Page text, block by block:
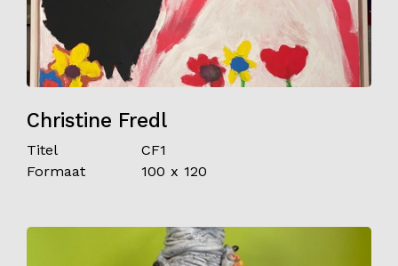
Christine Fredl
Titel
CF1
Formaat
100 x 120